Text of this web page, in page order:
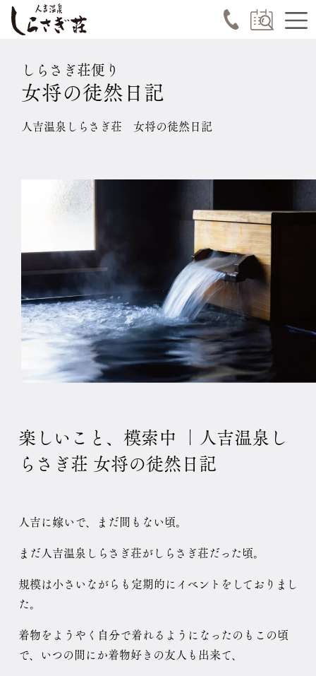
しらさぎ荘便り
女将の徒然日記
人吉温泉しらさぎ荘 女将の徒然日記
楽しいこと、模索中 ｜人吉温泉し
らさぎ荘 女将の徒然日記
人吉に嫁いで、まだ間もない頃。
まだ人吉温泉しらさぎ荘がしらさぎ荘だった頃。
規模は小さいながらも定期的にイベントをしておりまし
た。
着物をようやく自分で着れるようになったのもこの頃
で、いつの間にか着物好きの友人も出来て、